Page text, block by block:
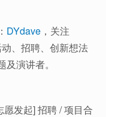
DYdave ，关注
、招聘、创新想法
演讲者。
发起] 招聘 / 项目合